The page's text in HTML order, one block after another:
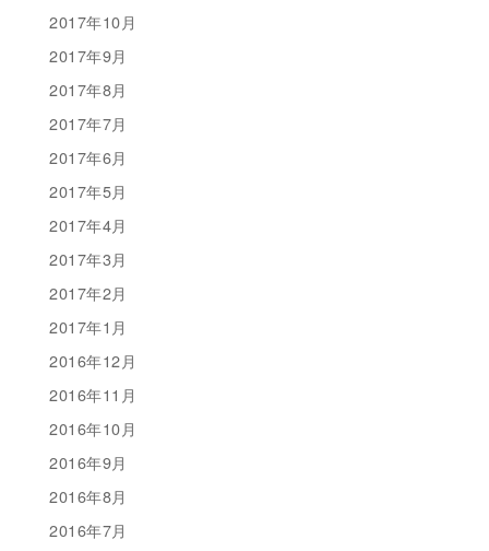
2017年10月
2017年9月
2017年8月
2017年7月
2017年6月
2017年5月
2017年4月
2017年3月
2017年2月
2017年1月
2016年12月
2016年11月
2016年10月
2016年9月
2016年8月
2016年7月